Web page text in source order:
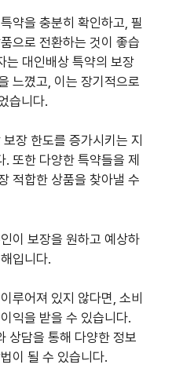
약을 충분히 확인하고, 필
으로 전환하는 것이 좋습
는 대인배상 특약의 보장
느꼈고, 이는 장기적으로
습니다.
장 한도를 증가시키는 지
또한 다양한 특약들을 제
적합한 상품을 찾아낼 수
이 보장을 원하고 예상하
입니다.
루어져 있지 않다면, 소비
익을 받을 수 있습니다.
상담을 통해 다양한 정보
이 될 수 있습니다.